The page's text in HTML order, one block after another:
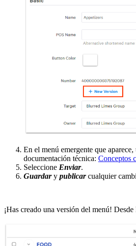
En el menú emergente que
documentación técnica: Conceptos
Seleccione Enviar.
Guardary publicarcualquier
¡Has creado una versión del menú! Desde